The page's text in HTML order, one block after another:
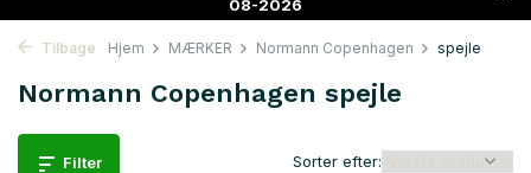
08-2026
Tilbage Hjem MÆRKER Normann Copenhagen spejle
Normann Copenhagen spejle
Filter Sorter efter: